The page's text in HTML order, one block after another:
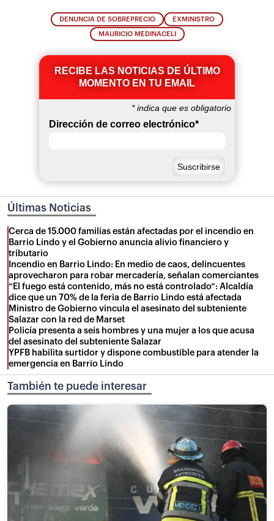
DENUNCIA DE SOBREPRECIO EXMINISTRO
MAURICIO MEDINACELI
RECIBE LAS NOTICIAS DE ÚLTIMO
MOMENTO EN TU EMAIL
*indica que es obligatorio
Dirección de correo electrónico*
Últimas Noticias
Cerca de 15.000 familias están afectadas por el incendio en
Barrio Lindo y el Gobierno anuncia alivio financiero y
tributario
Incendio en Barrio Lindo: En medio de caos, delincuentes
aprovecharon para robar mercadería, señalan comerciantes
“El fuego está contenido, más no está controlado”: Alcaldía
dice que un 70% de la feria de Barrio Lindo está afectada
Ministro de Gobierno vincula el asesinato del subteniente
Salazar con la red de Marset
Policía presenta a seis hombres y una mujer a los que acusa
del asesinato del subteniente Salazar
YPFB habilita surtidor y dispone combustible para atender la
emergencia en Barrio Lindo
También te puede interesar